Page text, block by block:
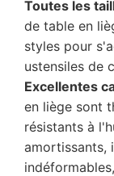
Toutes les
de table en
styles pour
ustensiles de
Excellentes
en liège sont
résistants à
amortissants,